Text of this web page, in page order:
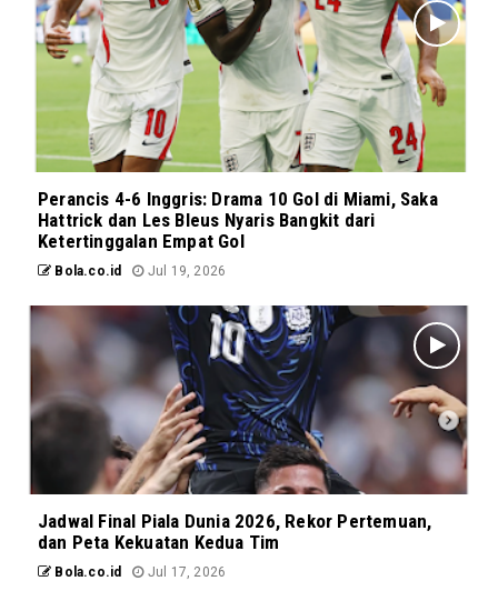
Perancis 4-6 Inggris: Drama 10 Gol di Miami, Saka
Hattrick dan Les Bleus Nyaris Bangkit dari
Ketertinggalan Empat Gol
Bola.co.id Jul 19, 2026
Jadwal Final Piala Dunia 2026, Rekor Pertemuan,
dan Peta Kekuatan Kedua Tim
Bola.co.id Jul 17, 2026